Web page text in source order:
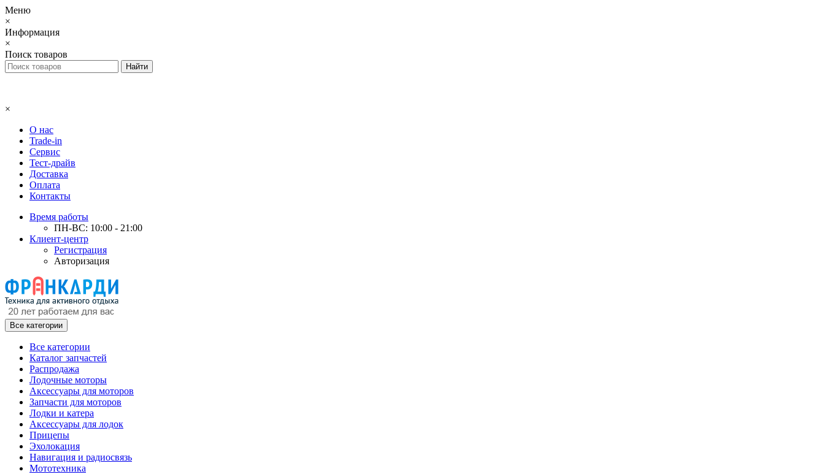
Меню
×
Информация
×
Поиск товаров
×
О нас
Trade-in
Сервис
Тест-драйв
Доставка
Оплата
Контакты
Время работы
ПН-ВС: 10:00 - 21:00
Клиент-центр
Регистрация
Авторизация
Все категории
Все категории
Каталог запчастей
Распродажа
Лодочные моторы
Аксессуары для моторов
Запчасти для моторов
Лодки и катера
Аксессуары для лодок
Прицепы
Эхолокация
Навигация и радиосвязь
Мототехника